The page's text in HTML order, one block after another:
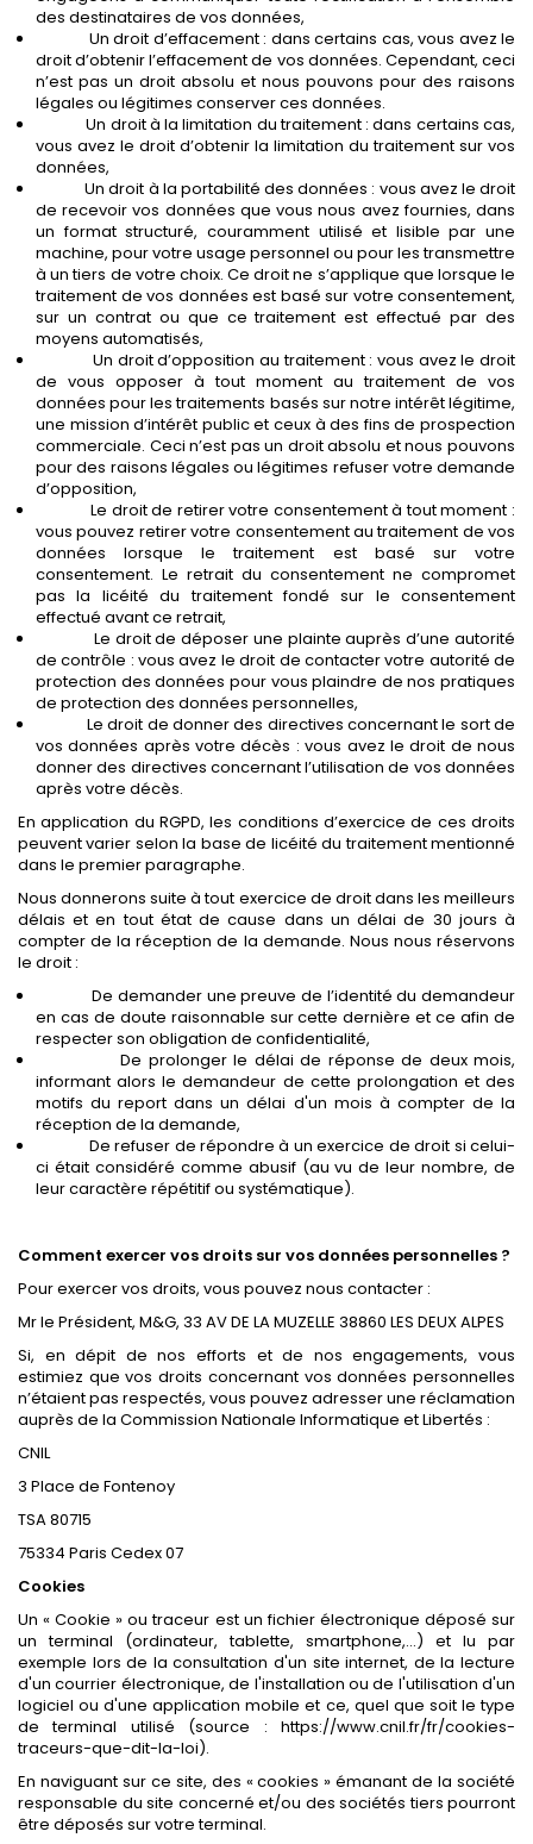
des destinataires de vos données,
Un droit d’effacement : dans certains cas, vous avez le
droit d’obtenir l’effacement de vos données. Cependant, ceci
n’est pas un droit absolu et nous pouvons pour des raisons
légales ou légitimes conserver ces données.
Un droit à la limitation du traitement : dans certains cas,
vous avez le droit d’obtenir la limitation du traitement sur vos
données,
Un droit à la portabilité des données : vous avez le droit
de recevoir vos données que vous nous avez fournies, dans
un format structuré, couramment utilisé et lisible par une
machine, pour votre usage personnel ou pour les transmettre
à un tiers de votre choix. Ce droit ne s’applique que lorsque le
traitement de vos données est basé sur votre consentement,
sur un contrat ou que ce traitement est effectué par des
moyens automatisés,
Un droit d’opposition au traitement : vous avez le droit
de vous opposer à tout moment au traitement de vos
données pour les traitements basés sur notre intérêt légitime,
une mission d’intérêt public et ceux à des fins de prospection
commerciale. Ceci n’est pas un droit absolu et nous pouvons
pour des raisons légales ou légitimes refuser votre demande
d’opposition,
Le droit de retirer votre consentement à tout moment :
vous pouvez retirer votre consentement au traitement de vos
données lorsque le traitement est basé sur votre
consentement. Le retrait du consentement ne compromet
pas la licéité du traitement fondé sur le consentement
effectué avant ce retrait,
Le droit de déposer une plainte auprès d’une autorité
de contrôle : vous avez le droit de contacter votre autorité de
protection des données pour vous plaindre de nos pratiques
de protection des données personnelles,
Le droit de donner des directives concernant le sort de
vos données après votre décès : vous avez le droit de nous
donner des directives concernant l’utilisation de vos données
après votre décès.
En application du RGPD, les conditions d’exercice de ces droits
peuvent varier selon la base de licéité du traitement mentionné
dans le premier paragraphe.
Nous donnerons suite à tout exercice de droit dans les meilleurs
délais et en tout état de cause dans un délai de 30 jours à
compter de la réception de la demande. Nous nous réservons
le droit :
De demander une preuve de l’identité du demandeur
en cas de doute raisonnable sur cette dernière et ce afin de
respecter son obligation de confidentialité,
De prolonger le délai de réponse de deux mois,
informant alors le demandeur de cette prolongation et des
motifs du report dans un délai d'un mois à compter de la
réception de la demande,
De refuser de répondre à un exercice de droit si celui-
ci était considéré comme abusif (au vu de leur nombre, de
leur caractère répétitif ou systématique).
Comment exercer vos droits sur vos données personnelles ?
Pour exercer vos droits, vous pouvez nous contacter :
Mr le Président, M&G, 33 AV DE LA MUZELLE 38860 LES DEUX ALPES
Si, en dépit de nos efforts et de nos engagements, vous
estimiez que vos droits concernant vos données personnelles
n’étaient pas respectés, vous pouvez adresser une réclamation
auprès de la Commission Nationale Informatique et Libertés :
CNIL
3 Place de Fontenoy
TSA 80715
75334 Paris Cedex 07
Cookies
Un « Cookie » ou traceur est un fichier électronique déposé sur
un terminal (ordinateur, tablette, smartphone,…) et lu par
exemple lors de la consultation d'un site internet, de la lecture
d'un courrier électronique, de l'installation ou de l'utilisation d'un
logiciel ou d'une application mobile et ce, quel que soit le type
de terminal utilisé (source : https://www.cnil.fr/fr/cookies-
traceurs-que-dit-la-loi).
En naviguant sur ce site, des « cookies » émanant de la société
responsable du site concerné et/ou des sociétés tiers pourront
être déposés sur votre terminal.